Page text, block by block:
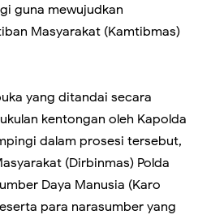
guna mewujudkan
Masyarakat (Kamtibmas)
yang ditandai secara
kentongan oleh Kapolda
dalam prosesi tersebut,
(Dirbinmas) Polda
Daya Manusia (Karo
para narasumber yang